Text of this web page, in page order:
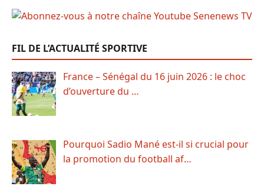
FIL DE L’ACTUALITÉ SPORTIVE
France – Sénégal du 16 juin 2026 : le choc
d’ouverture du …
Pourquoi Sadio Mané est-il si crucial pour
la promotion du football af…